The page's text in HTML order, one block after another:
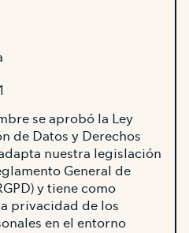
se aprobó la Ley
de Datos y Derechos
nuestra legislación
General de
y tiene como
privacidad de los
en el entorno